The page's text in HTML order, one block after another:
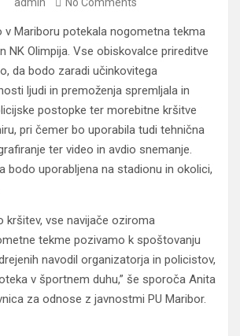
Mariboru potekala nogometna tekma
NK Olimpija. Vse obiskovalce prireditve
da bodo zaradi učinkovitega
ljudi in premoženja spremljala in
postopke ter morebitne kršitve
pri čemer bo uporabila tudi tehnična
ter video in avdio snemanje.
bodo uporabljena na stadionu in okolici,
kršitev, vse navijače oziroma
tekme pozivamo k spoštovanju
navodil organizatorja in policistov,
v športnem duhu,” še sporoča Anita
za odnose z javnostmi PU Maribor.